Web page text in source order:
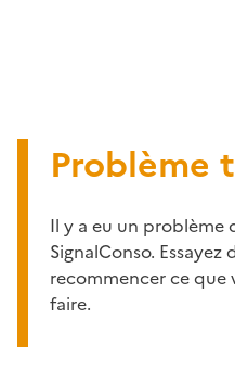
Problème
Il y a eu un problème
SignalConso.
recommencer ce que
faire.